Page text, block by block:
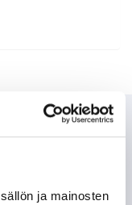
ja mainosten